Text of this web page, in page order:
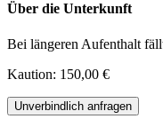
Über die Unterkunft
Bei längeren Aufenthalt
Kaution: 150,00 €
Unverbindlich anfragen